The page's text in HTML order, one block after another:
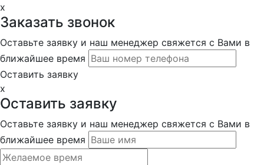
x
Заказать звонок
Оставьте заявку и наш менеджер свяжется с Вами в
ближайшее время
Оставить заявку
x
Оставить заявку
Оставьте заявку и наш менеджер свяжется с Вами в
ближайшее время